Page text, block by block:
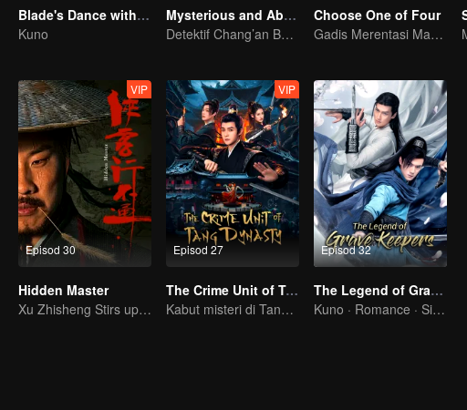
Blade's Dance with You
Kuno
Mysterious and Absurd Cases of the Tang Dynasty
Detektif Chang’an Bongkar Rahsia Zaman Gemilang!
Choose One of Four
Gadis Merentasi Masa untuk menawan Empat Jejaka Tampan
Episod 30
VIP
Hidden Master
Xu Zhisheng Stirs up a Hilarious Storm in the Martial World
Episod 27
VIP
The Crime Unit of Tang Dynasty
Kabut misteri di Tang, membongkar kes jenayah besar!
Episod 32
The Legend of Grave Keepers
Kuno · Romance · Sinopsis